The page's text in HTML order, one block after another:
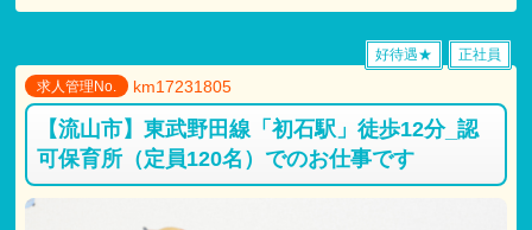
求人管理No. km17231805
【流山市】東武野田線「初石駅」徒歩12分_認
可保育所（定員120名）でのお仕事です
好待遇★ 正社員